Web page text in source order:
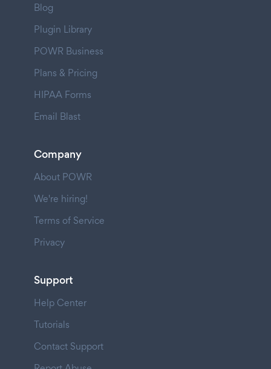
Blog
Plugin Library
POWR Business
Plans & Pricing
HIPAA Forms
Email Blast
Company
About POWR
We're hiring!
Terms of Service
Privacy
Support
Help Center
Tutorials
Contact Support